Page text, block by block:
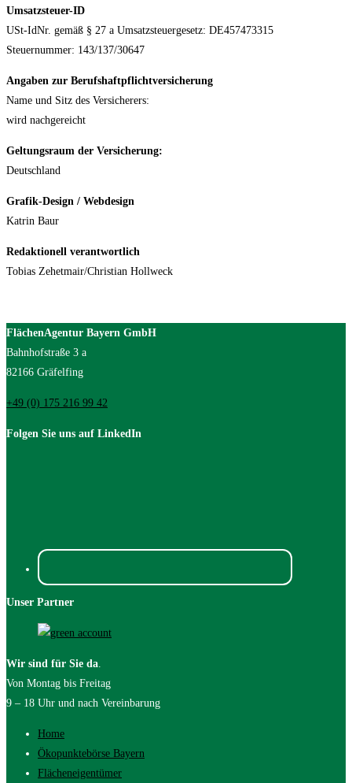
Umsatzsteuer-ID
USt-IdNr. gemäß § 27 a Umsatzsteuergesetz: DE457473315
Steuernummer: 143/137/30647
Angaben zur Berufshaftpflichtversicherung
Name und Sitz des Versicherers:
wird nachgereicht
Geltungsraum der Versicherung:
Deutschland
Grafik-Design / Webdesign
Katrin Baur
Redaktionell verantwortlich
Tobias Zehetmair/Christian Hollweck
FlächenAgentur Bayern GmbH
Bahnhofstraße 3 a
82166 Gräfelfing
+49 (0) 175 216 99 42
Folgen Sie uns auf LinkedIn
Unser Partner
Wir sind für Sie da.
Von Montag bis Freitag
9 – 18 Uhr und nach Vereinbarung
Home
Ökopunktebörse Bayern
Flächeneigentümer